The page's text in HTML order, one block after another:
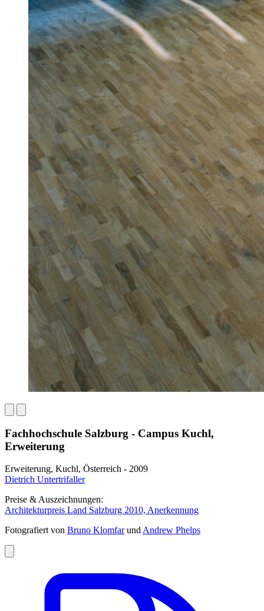
Fachhochschule Salzburg - Campus Kuchl,
Erweiterung
Erweiterung, Kuchl, Österreich - 2009
Dietrich Untertrifaller
Preise & Auszeichnungen:
Architekturpreis Land Salzburg 2010, Anerkennung
Fotografiert von Bruno KlomfarundAndrew Phelps